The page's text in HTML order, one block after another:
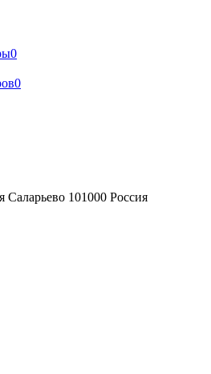
0
0
Саларьево 101000 Россия